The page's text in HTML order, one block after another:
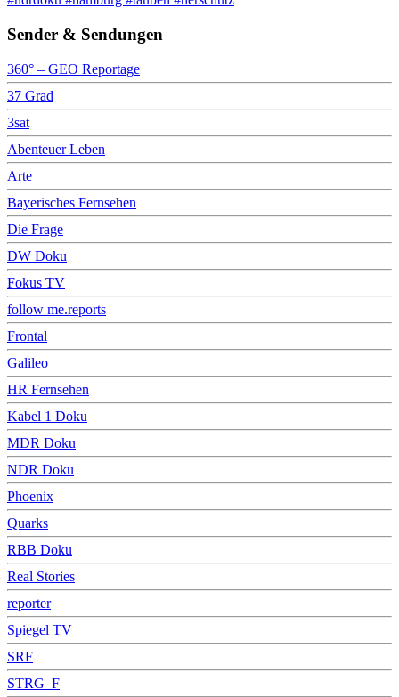
Sender & Sendungen
360° – GEO Reportage
37 Grad
3sat
Abenteuer Leben
Arte
Bayerisches Fernsehen
Die Frage
DW Doku
Fokus TV
follow me.reports
Frontal
Galileo
HR Fernsehen
Kabel 1 Doku
MDR Doku
NDR Doku
Phoenix
Quarks
RBB Doku
Real Stories
reporter
Spiegel TV
SRF
STRG_F